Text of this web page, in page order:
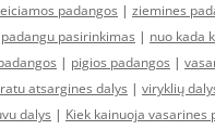
padangos | ziemines
padangu pasirinkimas | nuo kada
| pigios padangos |
atsargines dalys | viryklių
dalys | Kiek kainuoja vasarines